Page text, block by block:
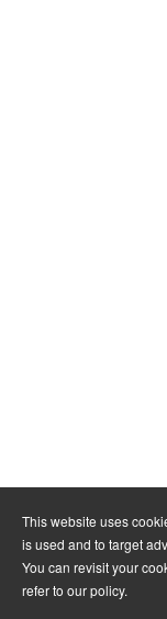
This website uses
is used and to target
You can revisit your
refer to our policy.